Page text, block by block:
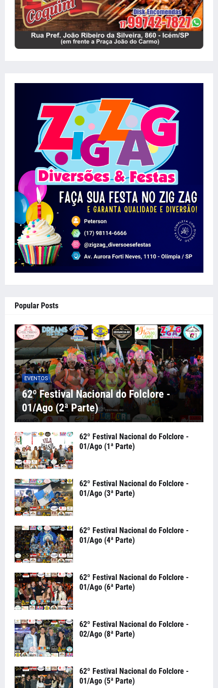
Popular Posts
EVENTOS
62º Festival Nacional do Folclore -
01/Ago (2ª Parte)
62º Festival Nacional do Folclore -
01/Ago (1ª Parte)
62º Festival Nacional do Folclore -
01/Ago (3ª Parte)
62º Festival Nacional do Folclore -
01/Ago (4ª Parte)
62º Festival Nacional do Folclore -
01/Ago (6ª Parte)
62º Festival Nacional do Folclore -
02/Ago (8ª Parte)
62º Festival Nacional do Folclore -
01/Ago (5ª Parte)